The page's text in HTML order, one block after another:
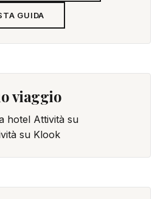
GUIDA
viaggio
hotel Attività su
su Klook